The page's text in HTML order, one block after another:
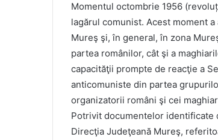
Momentul octombrie 1956
lagărul comunist. Acest moment
Mureş şi, în general, în zona
partea românilor, cât şi a
capacităţii prompte de reacţie a
anticomuniste din partea
organizatorii români şi cei
Potrivit documentelor identificate
Direcţia Judeţeană Mureş,